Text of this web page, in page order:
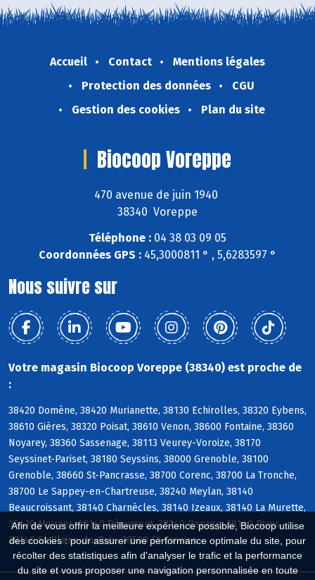
Afin de vous offrir la meilleure expérience possible, Biocoop utilise
des cookies : pour assurer une performance optimale du site, pour
récolter des statistiques afin d'analyser le trafic et la performance
du site et vous proposer une navigation personnalisée en toute
Accueil Contact
Mentions légales
Protection des données
CGU
Gestion des cookies
Plan du site
Biocoop Voreppe
470 avenue de juin 1940
38340 Voreppe
Téléphone : 04 38 03 09 05
Coordonnées GPS : 45,3000811 ° , 5,6283597 °
Nous suivre sur
Votre magasin Biocoop Voreppe (38340) est proche de
:
38420 Domène, 38420 Murianette, 38130 Echirolles, 38320 Eybens,
38610 Gières, 38320 Poisat, 38610 Venon, 38600 Fontaine, 38360
Noyarey, 38360 Sassenage, 38113 Veurey-Voroize, 38170
Seyssinet-Pariset, 38180 Seyssins, 38000 Grenoble, 38100
Grenoble, 38660 St-Pancrasse, 38700 Corenc, 38700 La Tronche,
38700 Le Sappey-en-Chartreuse, 38240 Meylan, 38140
Beaucroissant, 38140 Charnècles, 38140 Izeaux, 38140 La Murette,
38430 Moirans, 38140 Réaumont, 38140 Renage, 38140 Rives,
38140 St-Blaise-du-Buis, 38500 St-Cassien